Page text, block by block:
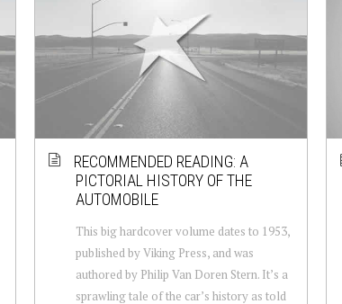
RECOMMENDED READING: A
PICTORIAL HISTORY OF THE
AUTOMOBILE
This big hardcover volume dates to 1953,
published by Viking Press, and was
authored by Philip Van Doren Stern. It’s a
sprawling tale of the car’s history as told